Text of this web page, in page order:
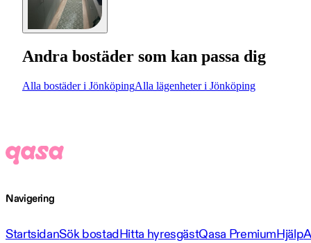
Andra bostäder som kan passa dig
Alla bostäder i JönköpingAlla lägenheter i Jönköping
Navigering
StartsidanSök bostadHitta hyresgästQasa PremiumHjälp